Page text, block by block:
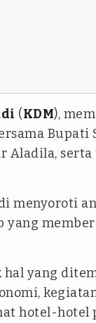
(KDM),
Bupati
Aladila,
menyoroti
yang
hotel-hotel